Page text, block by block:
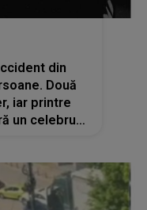
din
Două
iar printre
un celebru